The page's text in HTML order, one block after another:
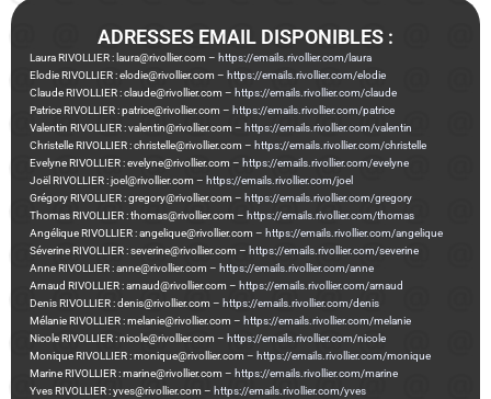
ADRESSES EMAIL DISPONIBLES :
Laura RIVOLLIER : laura@rivollier.com – https://emails.rivollier.com/laura
Elodie RIVOLLIER : elodie@rivollier.com – https://emails.rivollier.com/elodie
Claude RIVOLLIER : claude@rivollier.com – https://emails.rivollier.com/claude
Patrice RIVOLLIER : patrice@rivollier.com – https://emails.rivollier.com/patrice
Valentin RIVOLLIER : valentin@rivollier.com – https://emails.rivollier.com/valentin
Christelle RIVOLLIER : christelle@rivollier.com – https://emails.rivollier.com/christelle
Evelyne RIVOLLIER : evelyne@rivollier.com – https://emails.rivollier.com/evelyne
Joël RIVOLLIER : joel@rivollier.com – https://emails.rivollier.com/joel
Grégory RIVOLLIER : gregory@rivollier.com – https://emails.rivollier.com/gregory
Thomas RIVOLLIER : thomas@rivollier.com – https://emails.rivollier.com/thomas
Angélique RIVOLLIER : angelique@rivollier.com – https://emails.rivollier.com/angelique
Séverine RIVOLLIER : severine@rivollier.com – https://emails.rivollier.com/severine
Anne RIVOLLIER : anne@rivollier.com – https://emails.rivollier.com/anne
Arnaud RIVOLLIER : arnaud@rivollier.com – https://emails.rivollier.com/arnaud
Denis RIVOLLIER : denis@rivollier.com – https://emails.rivollier.com/denis
Mélanie RIVOLLIER : melanie@rivollier.com – https://emails.rivollier.com/melanie
Nicole RIVOLLIER : nicole@rivollier.com – https://emails.rivollier.com/nicole
Monique RIVOLLIER : monique@rivollier.com – https://emails.rivollier.com/monique
Marine RIVOLLIER : marine@rivollier.com – https://emails.rivollier.com/marine
Yves RIVOLLIER : yves@rivollier.com – https://emails.rivollier.com/yves